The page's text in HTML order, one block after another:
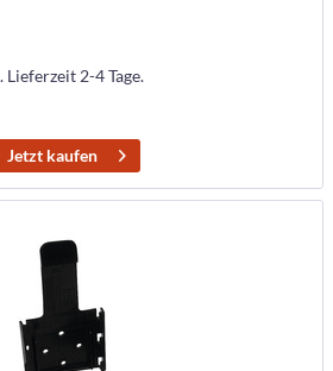
2-4 Tage.
Jetzt kaufen